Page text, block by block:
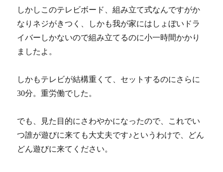
しかしこのテレビボード、組み立て式なんですがか
なりネジがきつく、しかも我が家にはしょぼいドラ
イバーしかないので組み立てるのに小一時間かかり
ましたよ。
しかもテレビが結構重くて、セットするのにさらに
30分。重労働でした。
でも、見た目的にさわやかになったので、これでい
つ誰が遊びに来ても大丈夫です♪というわけで、どん
どん遊びに来てください。